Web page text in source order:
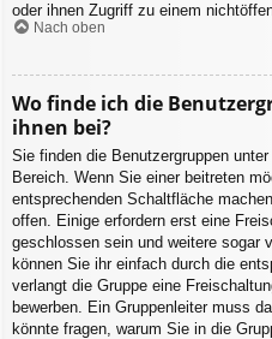
oder ihnen Zugriff zu einem
Nach oben
Wo finde ich die
ihnen bei?
Sie finden die Benutzergruppen
Bereich. Wenn Sie einer beitreten
entsprechenden Schaltfläche
offen. Einige erfordern erst eine
geschlossen sein und weitere sogar
können Sie ihr einfach durch die
verlangt die Gruppe eine
bewerben. Ein Gruppenleiter muss
könnte fragen, warum Sie in die